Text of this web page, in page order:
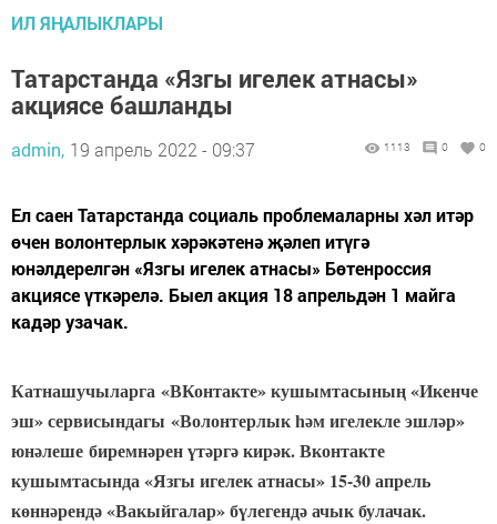
ИЛ ЯҢАЛЫКЛАРЫ
Татарстанда «Язгы игелек атнасы»
акциясе башланды
admin, 19 апрель 2022 - 09:37 1113 0 0
Ел саен Татарстанда социаль проблемаларны хәл итәр
өчен волонтерлык хәрәкәтенә җәлеп итүгә
юнәлдерелгән «Язгы игелек атнасы» Бөтенроссия
акциясе үткәрелә. Быел акция 18 апрельдән 1 майга
кадәр узачак.
Катнашучыларга «ВКонтакте» кушымтасының «Икенче
эш» сервисындагы «Волонтерлык һәм игелекле эшләр»
юнәлеше биремнәрен үтәргә кирәк. Вконтакте
кушымтасында «Язгы игелек атнасы» 15-30 апрель
көннәрендә «Вакыйгалар» бүлегендә ачык булачак.